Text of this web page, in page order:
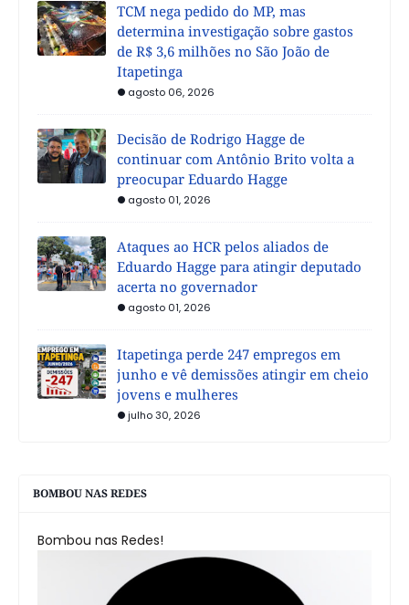
TCM nega pedido do MP, mas
determina investigação sobre gastos
de R$ 3,6 milhões no São João de
Itapetinga
agosto 06, 2026
Decisão de Rodrigo Hagge de
continuar com Antônio Brito volta a
preocupar Eduardo Hagge
agosto 01, 2026
Ataques ao HCR pelos aliados de
Eduardo Hagge para atingir deputado
acerta no governador
agosto 01, 2026
Itapetinga perde 247 empregos em
junho e vê demissões atingir em cheio
jovens e mulheres
julho 30, 2026
BOMBOU NAS REDES
Bombou nas Redes!